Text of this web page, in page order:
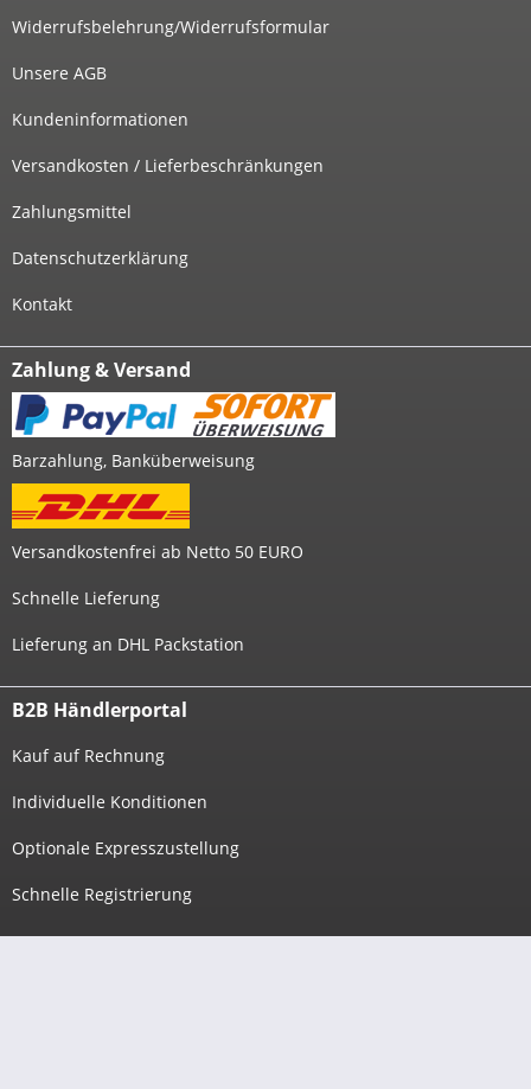
Widerrufsbelehrung/Widerrufsformular
Unsere AGB
Kundeninformationen
Versandkosten / Lieferbeschränkungen
Zahlungsmittel
Datenschutzerklärung
Kontakt
Zahlung & Versand
Barzahlung, Banküberweisung
Versandkostenfrei ab Netto 50 EURO
Schnelle Lieferung
Lieferung an DHL Packstation
B2B Händlerportal
Kauf auf Rechnung
Individuelle Konditionen
Optionale Expresszustellung
Schnelle Registrierung